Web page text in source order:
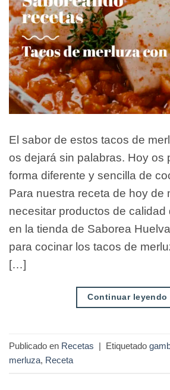
El sabor de estos tacos de
os dejará sin palabras. Hoy os
forma diferente y sencilla de
Para nuestra receta de hoy de
necesitar productos de
en la tienda de Saborea
para cocinar los tacos de
[…]
Continuar leyendo
Publicado en Recetas | Etiquetado
merluza, Receta